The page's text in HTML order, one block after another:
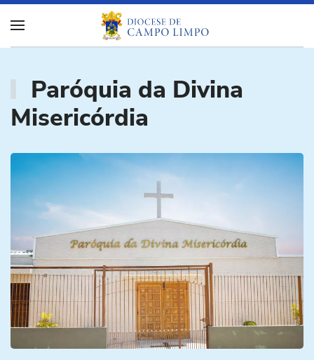
Paróquia da Divina
Misericórdia